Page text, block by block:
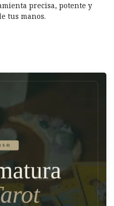
precisa, potente y
tus manos.